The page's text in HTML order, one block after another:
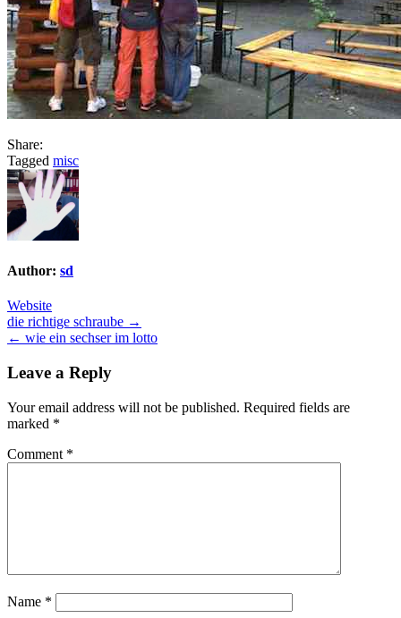
Share:
Tagged misc
Author: sd
Website
Post
navigation
die richtige schraube →
← wie ein sechser im lotto
Leave a Reply
Your email address will not be published. Required fields are
marked *
Comment *
Name *